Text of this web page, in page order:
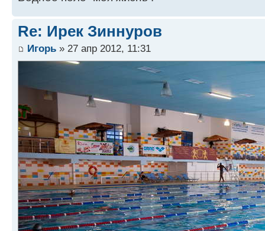
Re: Ирек Зиннуров
Игорь » 27 апр 2012, 11:31